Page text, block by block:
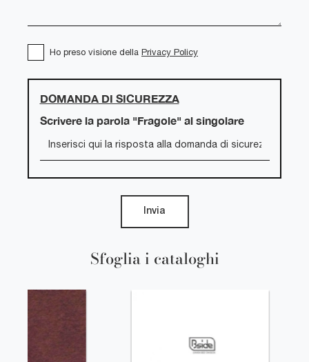
Sfoglia i cataloghi
Ho preso visione della Privacy Policy
DOMANDA DI SICUREZZA
Scrivere la parola "Fragole" al singolare
Invia